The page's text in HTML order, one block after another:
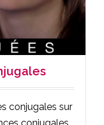
conjugales sur